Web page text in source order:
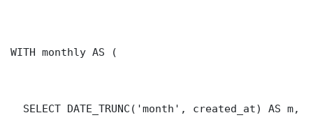
WITH monthly AS (
SELECT DATE_TRUNC('month', created_at) AS m,